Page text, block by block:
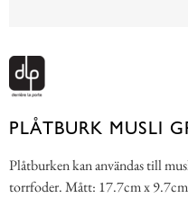
PLÅTBURK MUSLI
Plåtburken kan användas till
torrfoder. Mått: 17.7cm x